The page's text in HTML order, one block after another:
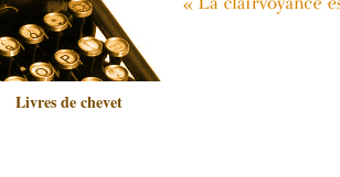
Livres de chevet